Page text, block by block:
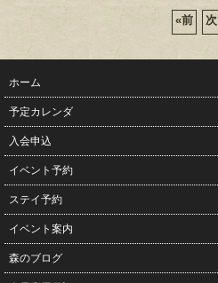
«前 次
ホーム
予定カレンダ
入会申込
イベント予約
ステイ予約
イベント案内
森のブログ